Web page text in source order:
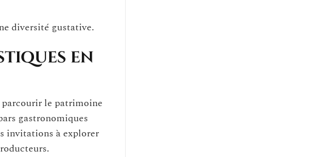
diversité gustative.
en
parcourir le patrimoine
gastronomiques
invitations à explorer